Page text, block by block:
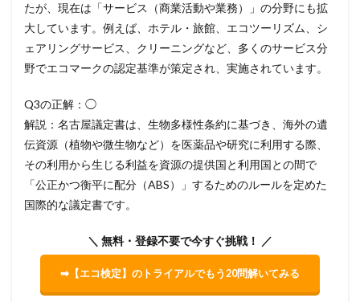
たが、現在は「サービス（商業活動や業務）」の分野にも拡
大しています。例えば、ホテル・旅館、エコツーリズム、シ
ェアリングサービス、クリーニングなど、多くのサービス分
野でエコマークの認定基準が策定され、実施されています。
Q3の正解：◯
解説：名古屋議定書は、生物多様性条約に基づき、海外の遺
伝資源（植物や微生物など）を医薬品や研究に利用する際、
その利用から生じる利益を資源の提供国と利用国との間で
「公正かつ衡平に配分（ABS）」するためのルールを定めた
国際的な議定書です。
＼ 無料・登録不要で今すぐ挑戦！ ／
➡【エコ検定】のトライアルでもう20問解いてみる